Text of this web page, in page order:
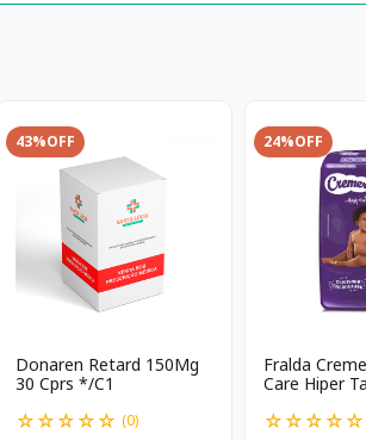
43%OFF
Donaren Retard 150Mg
30 Cprs */C1
☆☆☆☆☆ (0)
24%OFF
Fralda
Care Hiper
☆☆☆☆☆